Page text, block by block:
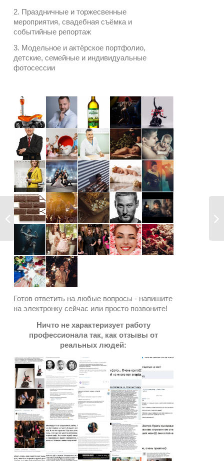
2. Праздничные и торжесвенные
мероприятия, свадебная съёмка и
событийные репортаж
3. Модельное и актёрское портфолио,
детские, семейные и индивидуальные
фотосессии
Готов ответить на любые вопросы - напишите
на электронку сейчас или просто позвоните!
Ничто не характеризует работу
профессионала так, как отзывы от
реальных людей: